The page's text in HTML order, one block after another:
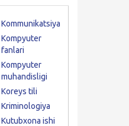
Kommunikatsiya
Kompyuter
fanlari
Kompyuter
muhandisligi
Koreys tili
Kriminologiya
Kutubxona ishi